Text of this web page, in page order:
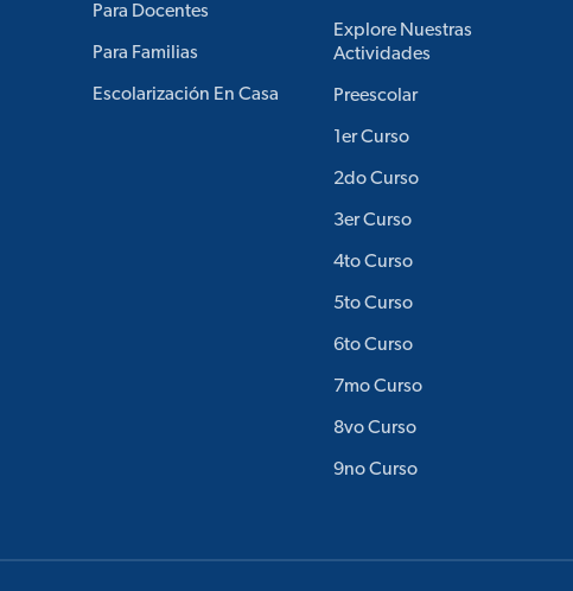
Para Docentes
Para Familias
Escolarización En Casa
Explore Nuestras
Actividades
Preescolar
1er Curso
2do Curso
3er Curso
4to Curso
5to Curso
6to Curso
7mo Curso
8vo Curso
9no Curso